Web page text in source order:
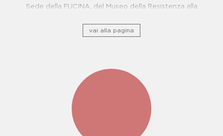
Sede della FUCINA, del Museo della Resistenza alla
Oncologiche. Proposte didattiche per scuole.
vai alla pagina